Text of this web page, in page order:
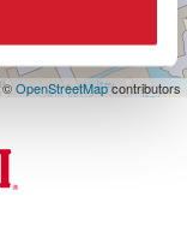
OpenStreetMapcontributors